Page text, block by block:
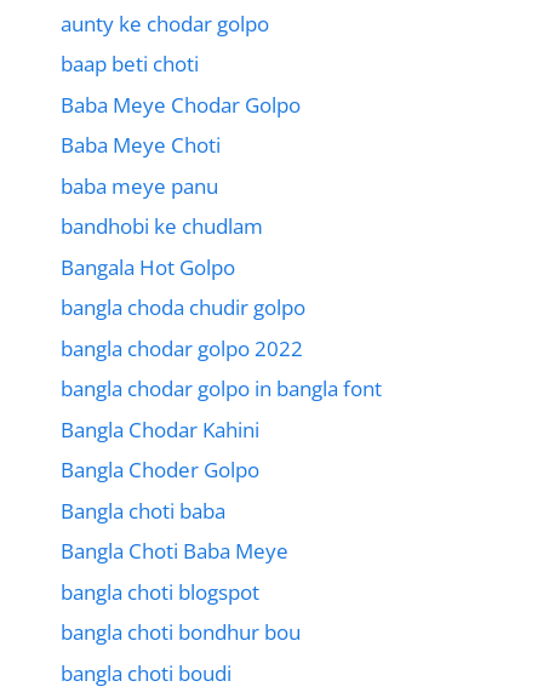
aunty ke chodar golpo
baap beti choti
Baba Meye Chodar Golpo
Baba Meye Choti
baba meye panu
bandhobi ke chudlam
Bangala Hot Golpo
bangla choda chudir golpo
bangla chodar golpo 2022
bangla chodar golpo in bangla font
Bangla Chodar Kahini
Bangla Choder Golpo
Bangla choti baba
Bangla Choti Baba Meye
bangla choti blogspot
bangla choti bondhur bou
bangla choti boudi